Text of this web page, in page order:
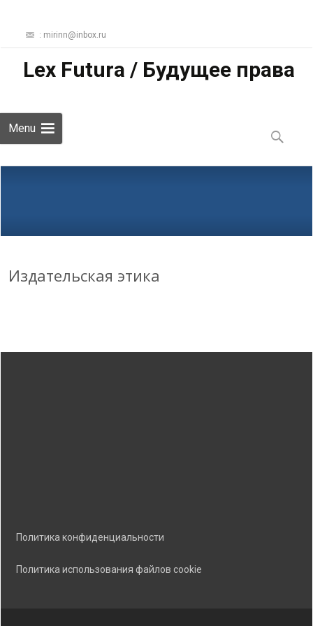
: mirinn@inbox.ru
Lex Futura / Будущее права
Menu
to
content
Найти:
Издательская этика
Политика конфиденциальности
Политика использования файлов cookie